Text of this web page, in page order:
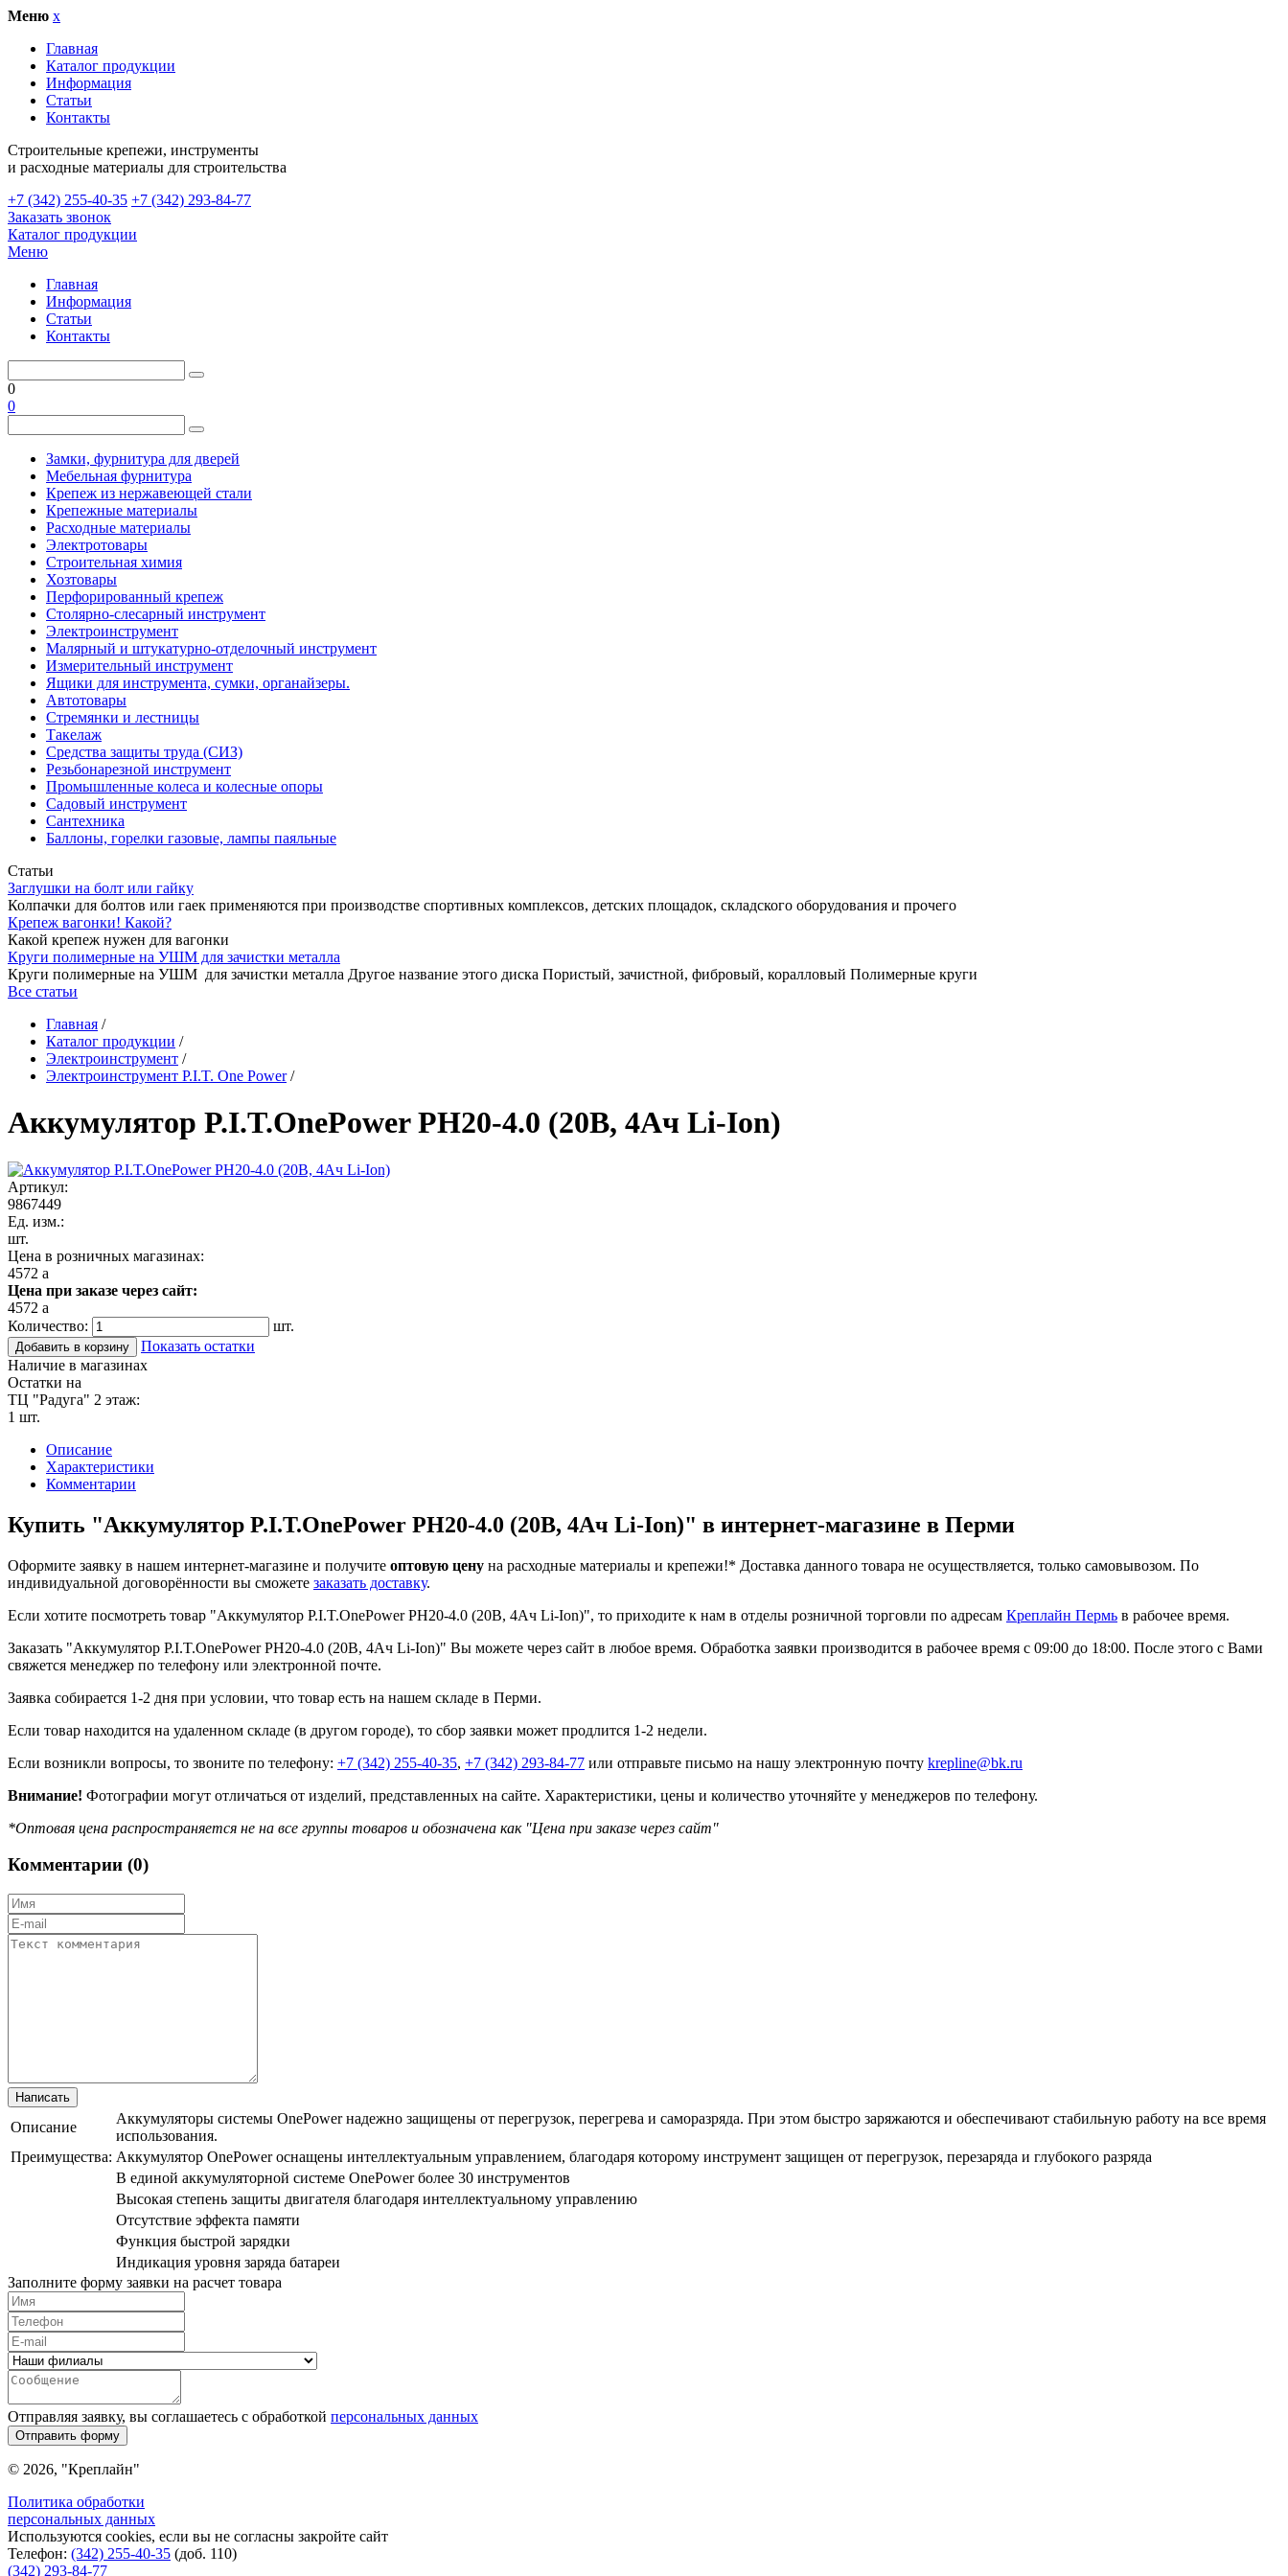
Меню x
Главная
Каталог продукции
Информация
Статьи
Контакты
Cтроительные крепежи, инструменты
и расходные материалы для строительства
+7 (342) 255-40-35 +7 (342) 293-84-77
Заказать звонок
Каталог продукции
Меню
Главная
Информация
Статьи
Контакты
0
0
Замки, фурнитура для дверей
Мебельная фурнитура
Крепеж из нержавеющей стали
Крепежные материалы
Расходные материалы
Электротовары
Строительная химия
Хозтовары
Перфорированный крепеж
Столярно-слесарный инструмент
Электроинструмент
Малярный и штукатурно-отделочный инструмент
Измерительный инструмент
Ящики для инструмента, сумки, органайзеры.
Автотовары
Стремянки и лестницы
Такелаж
Средства защиты труда (СИЗ)
Резьбонарезной инструмент
Промышленные колеса и колесные опоры
Садовый инструмент
Сантехника
Баллоны, горелки газовые, лампы паяльные
Статьи
Заглушки на болт или гайку
Колпачки для болтов или гаек применяются при производстве спортивных комплексов, детских площадок, складского оборудования и прочего
Крепеж вагонки! Какой?
Какой крепеж нужен для вагонки
Круги полимерные на УШМ для зачистки металла
Круги полимерные на УШМ для зачистки металла Другое название этого диска Пористый, зачистной, фибровый, коралловый Полимерные круги
Все статьи
Главная /
Каталог продукции /
Электроинструмент /
Электроинструмент P.I.T. One Power/
Аккумулятор P.I.T.OnePower PH20-4.0 (20В, 4Ач Li-Ion)
Артикул:
9867449
Ед. изм.:
шт.
Цена в розничных магазинах:
4572 a
Цена при заказе через сайт:
4572 a
Количество:
шт.
Добавить в корзину
Показать остатки
Наличие в магазинах
Остатки на
ТЦ "Радуга" 2 этаж:
1 шт.
Описание
Характеристики
Комментарии
Купить "Аккумулятор P.I.T.OnePower PH20-4.0 (20В, 4Ач Li-Ion)" в интернет-магазине в Перми
Оформите заявку в нашем интернет-магазине и получите оптовую цену на расходные материалы и крепежи!* Доставка данного товара не осуществляется, только самовывозом. По
индивидуальной договорённости вы сможете заказать доставку.
Если хотите посмотреть товар "Аккумулятор P.I.T.OnePower PH20-4.0 (20В, 4Ач Li-Ion)", то приходите к нам в отделы розничной торговли по адресам Креплайн Пермь в рабочее время.
Заказать "Аккумулятор P.I.T.OnePower PH20-4.0 (20В, 4Ач Li-Ion)" Вы можете через сайт в любое время. Обработка заявки производится в рабочее время с 09:00 до 18:00. После этого с Вами
свяжется менеджер по телефону или электронной почте.
Заявка собирается 1-2 дня при условии, что товар есть на нашем складе в Перми.
Если товар находится на удаленном складе (в другом городе), то сбор заявки может продлится 1-2 недели.
Если возникли вопросы, то звоните по телефону: +7 (342) 255-40-35, +7 (342) 293-84-77 или отправьте письмо на нашу электронную почту krepline@bk.ru
Внимание! Фотографии могут отличаться от изделий, представленных на сайте. Характеристики, цены и количество уточняйте у менеджеров по телефону.
*Оптовая цена распространяется не на все группы товаров и обозначена как "Цена при заказе через сайт"
Комментарии (0)
Описание
Аккумуляторы системы OnePower надежно защищены от перегрузок, перегрева и саморазряда. При этом быстро заряжаются и обеспечивают стабильную работу на все время
использования.
Преимущества: Аккумулятор OnePower оснащены интеллектуальным управлением, благодаря которому инструмент защищен от перегрузок, перезаряда и глубокого разряда
В единой аккумуляторной системе OnePower более 30 инструментов
Высокая степень защиты двигателя благодаря интеллектуальному управлению
Отсутствие эффекта памяти
Функция быстрой зарядки
Индикация уровня заряда батареи
Заполните форму заявки на расчет товара
Отправляя заявку, вы соглашаетесь с обработкой персональных данных
Отправить форму
© 2026, "Креплайн"
Политика обработки
персональных данных
Используются cookies, если вы не согласны закройте сайт
Телефон: (342) 255-40-35 (доб. 110)
(342) 293-84-77